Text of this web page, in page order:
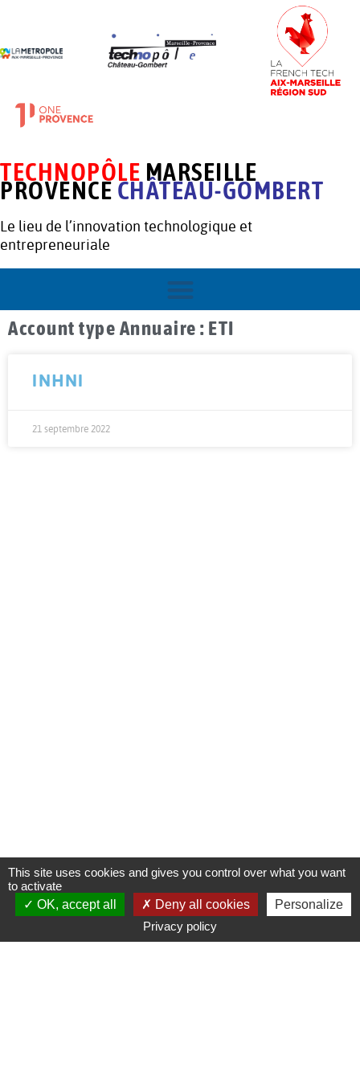
TECHNOPÔLE MARSEILLE
PROVENCECHÂTEAU-GOMBERT
Le lieu de l’innovation technologique et
entrepreneuriale
Account type Annuaire : ETI
INHNI
21 septembre 2022
This site uses cookies and gives you control over what you want
to activate
OK, accept all
Deny all cookies
Personalize
Privacy policy